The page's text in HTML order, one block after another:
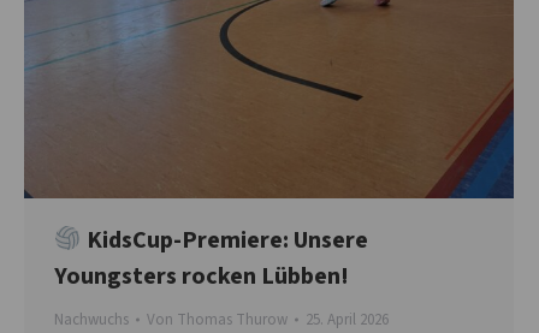
KidsCup-Premiere: Unsere
Youngsters rocken Lübben!
Nachwuchs Von Thomas Thurow 25. April 2026